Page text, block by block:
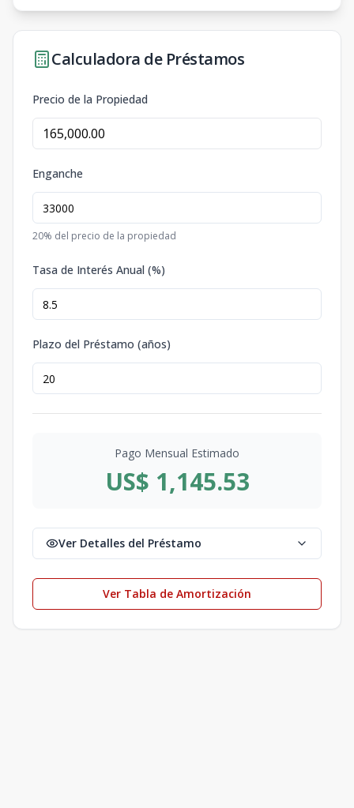
Calculadora de Préstamos
Precio de la Propiedad
Enganche
20% del precio de la propiedad
Tasa de Interés Anual (%)
Plazo del Préstamo (años)
Pago Mensual Estimado
US$ 1,145.53
Ver Detalles del Préstamo
Ver Tabla de Amortización